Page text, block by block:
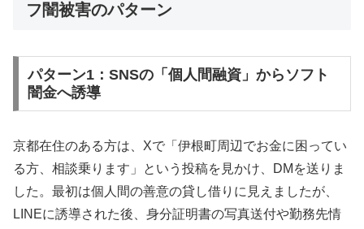
フ闇被害のパターン
パターン1：SNSの「個人間融資」からソフト
闇金へ誘導
京都在住のある方は、Xで「伊根町周辺でお金に困ってい
る方、相談乗ります」という投稿を見かけ、DMを送りま
した。最初は個人間の善意の貸し借りに見えましたが、
LINEに誘導された後、身分証明書の写真送付や勤務先情